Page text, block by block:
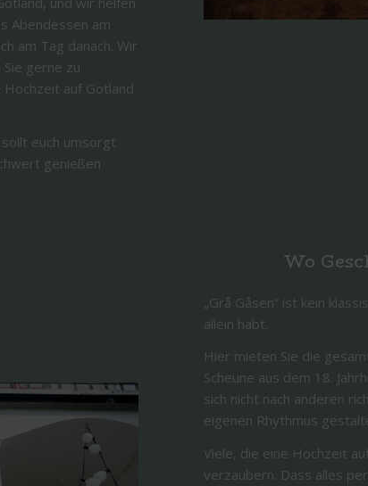
Abendessen am
am Tag danach. Wir
gerne zu
auf Gotland
euch umsorgt
genießen
Wo
„Grå Gåsen“ ist kein
allein habt.
Hier mieten Sie die
Scheune aus dem 18.
sich nicht nach anderen
eigenen Rhythmus
Viele, die eine Hochzeit
verzaubern. Dass alles